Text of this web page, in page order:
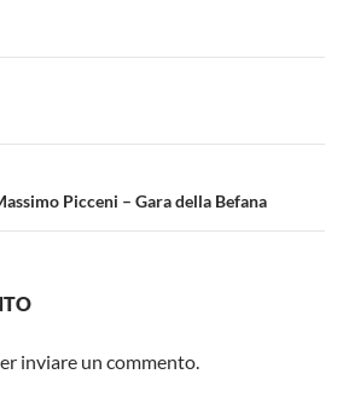
vi
Picceni – Gara della Befana
inviare un commento.